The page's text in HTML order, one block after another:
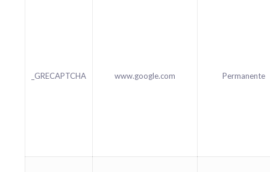
_GRECAPTCHA www.google.com Permanente